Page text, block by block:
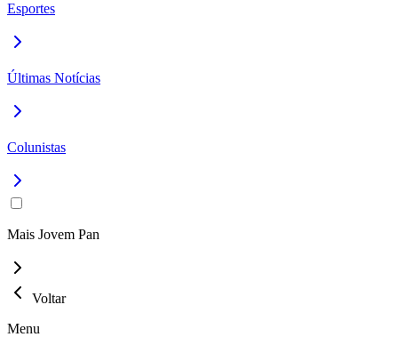
Esportes
Últimas Notícias
Colunistas
Mais Jovem Pan
Voltar
Menu